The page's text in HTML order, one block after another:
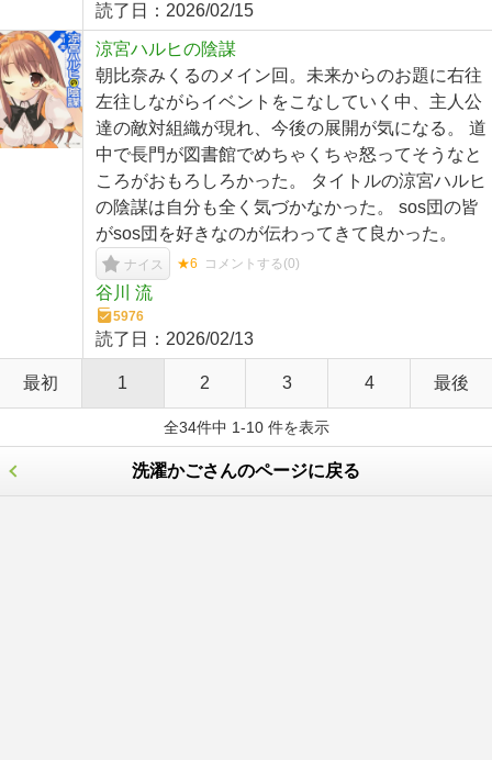
読了日： 2026/02/15
涼宮ハルヒの陰謀
朝比奈みくるのメイン回。未来からのお題に右往
左往しながらイベントをこなしていく中、主人公
達の敵対組織が現れ、今後の展開が気になる。 道
中で長門が図書館でめちゃくちゃ怒ってそうなと
ころがおもろしろかった。 タイトルの涼宮ハルヒ
の陰謀は自分も全く気づかなかった。 sos団の皆
がsos団を好きなのが伝わってきて良かった。
ナイス ★6 コメントする(0)
谷川 流
5976
読了日： 2026/02/13
最初 1 2 3 4 最後
全34件中 1-10 件を表示
洗濯かごさんのページに戻る